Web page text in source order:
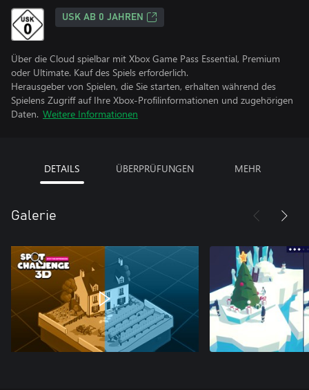
USK AB 0 JAHREN
Über die Cloud spielbar mit Xbox Game Pass Essential, Premium
oder Ultimate. Kauf des Spiels erforderlich.
Herausgeber von Spielen, die Sie starten, erhalten während des
Spielens Zugriff auf Ihre Xbox-Profilinformationen und zugehörigen
Daten. Weitere Informationen
DETAILS ÜBERPRÜFUNGEN MEHR
Galerie